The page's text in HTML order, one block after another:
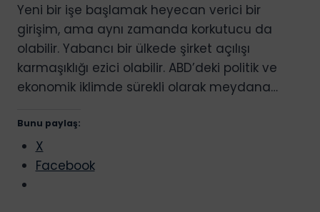
Yeni bir işe başlamak heyecan verici bir
girişim, ama aynı zamanda korkutucu da
olabilir. Yabancı bir ülkede şirket açılışı
karmaşıklığı ezici olabilir. ABD’deki politik ve
ekonomik iklimde sürekli olarak meydana…
Bunu paylaş:
X
Facebook